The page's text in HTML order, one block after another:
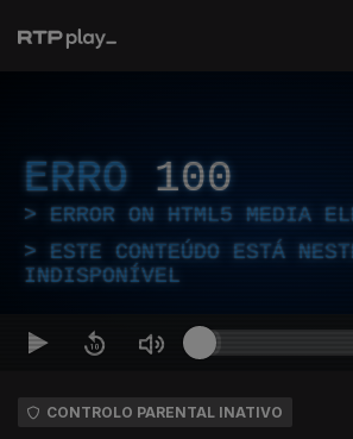
ERRO 100
ERROR ON HTML5 MEDIA
ESTE CONTEÚDO ESTÁ
INDISPONÍVEL
CONTROLO PARENTAL INATIVO